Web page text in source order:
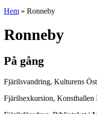
Hem » Ronneby
Ronneby
På gång
Fjärilsvandring, Kulturens
Fjärilsexkursion,